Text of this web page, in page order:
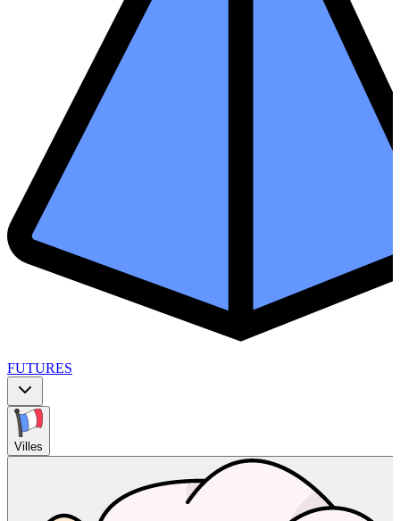
FUTURES
Villes